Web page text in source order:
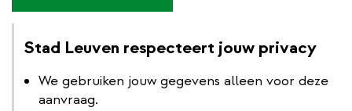
Stad Leuven respecteert jouw privacy
We gebruiken jouw gegevens alleen voor deze
aanvraag.